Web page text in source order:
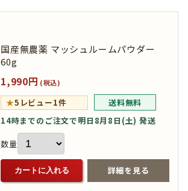
国産無農薬 マッシュルームパウダー
60g
1,990円 (税込)
★5 レビュー1件
送料無料
14時までのご注文で明日8月8日(土) 発送
数量
カートに入れる 詳細を見る